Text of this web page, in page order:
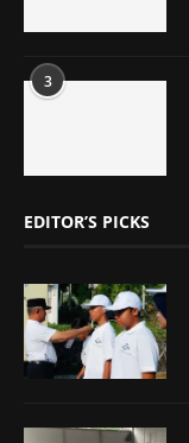
3
EDITOR’S PICKS